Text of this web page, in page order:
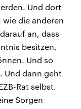
Und dort
die anderen
an, dass
besitzen,
Und so
Und dann geht
Rat selbst.
Sorgen